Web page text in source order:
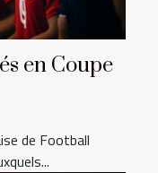
en Coupe
de Football